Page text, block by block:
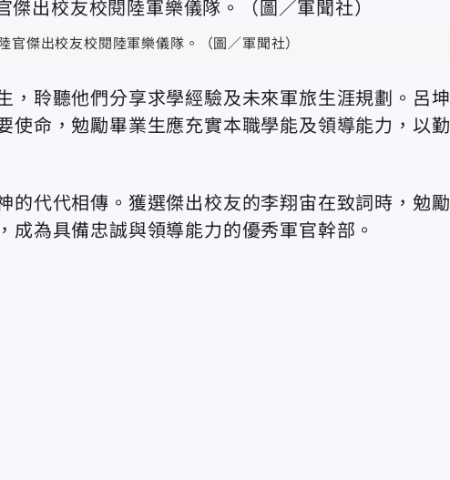
官傑出校友校閱陸軍樂儀隊 。（圖／軍聞社）
，聆聽他們分享求學經驗及未來軍旅生涯規劃。呂坤
使命，勉勵畢業生應充實本職學能及領導能力，以勤
的代代相傳。獲選傑出校友的李翔宙在致詞時，勉勵
為具備忠誠與領導能力的優秀軍官幹部。